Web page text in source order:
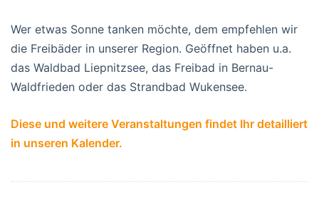
Wer etwas Sonne tanken möchte, dem empfehlen wir
die Freibäder in unserer Region. Geöffnet haben u.a.
das Waldbad Liepnitzsee, das Freibad in Bernau-
Waldfrieden oder das Strandbad Wukensee.
Diese und weitere Veranstaltungen findet Ihr detailliert
in unseren Kalender.